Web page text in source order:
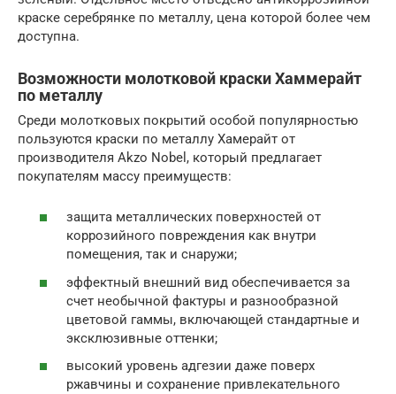
краске серебрянке по металлу, цена которой более чем
доступна.
Возможности молотковой краски Хаммерайт
по металлу
Среди молотковых покрытий особой популярностью
пользуются краски по металлу Хамерайт от
производителя Akzo Nobel, который предлагает
покупателям массу преимуществ:
защита металлических поверхностей от
коррозийного повреждения как внутри
помещения, так и снаружи;
эффектный внешний вид обеспечивается за
счет необычной фактуры и разнообразной
цветовой гаммы, включающей стандартные и
эксклюзивные оттенки;
высокий уровень адгезии даже поверх
ржавчины и сохранение привлекательного